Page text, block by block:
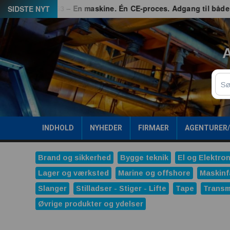
Spring
til
indhold
SIDSTE NYTG3 – En maskine. Én CE-proces. Adgang til både EU
Søg
INDHOLD NYHEDER FIRMAER
Brand og sikkerhed Bygge teknik El og
Lager og værksted
Marine og offshore
Slanger
Stilladser - Stiger - Lifte Tape
Øvrige produkter og ydelser